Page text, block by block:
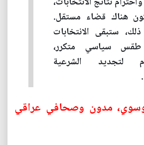
هناك قضاء مستقل.
ستبقى الانتخابات
سياسي متكرر،
لتجديد الشرعية
مدون وصحافي عراقي